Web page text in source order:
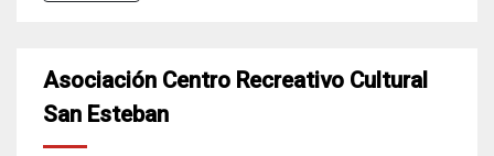
Asociación Centro Recreativo Cultural
San Esteban